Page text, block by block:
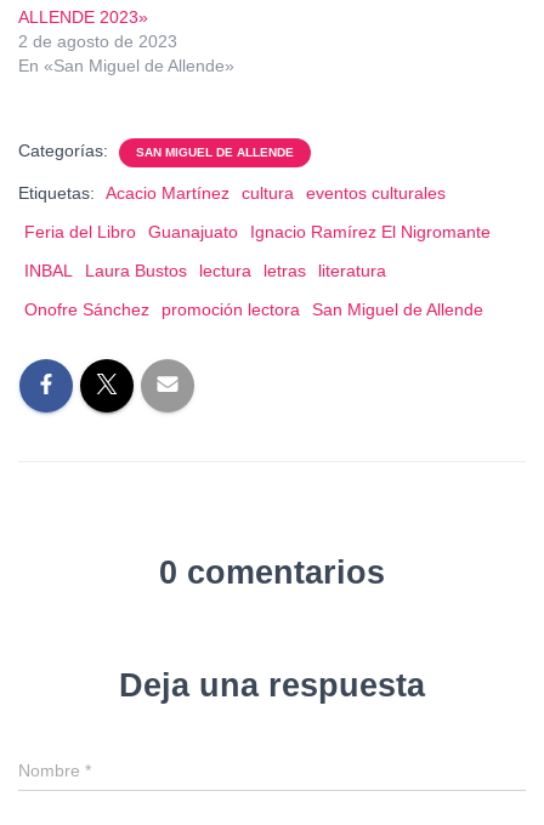
ALLENDE 2023»
2 de agosto de 2023
En «San Miguel de Allende»
Categorías: SAN MIGUEL DE ALLENDE
Etiquetas: Acacio Martínez cultura
eventos culturales
Feria del Libro
Guanajuato
Ignacio Ramírez El Nigromante
INBAL
Laura Bustos lectura letras
literatura
Onofre Sánchez
promoción lectora San Miguel de Allende
0 comentarios
Deja una respuesta
Nombre *